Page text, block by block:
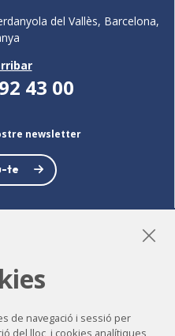
del Vallès, Barcelona,
43 00
newsletter
te
Instagram
de navegació i sessió per
del lloc, i cookies analítiques